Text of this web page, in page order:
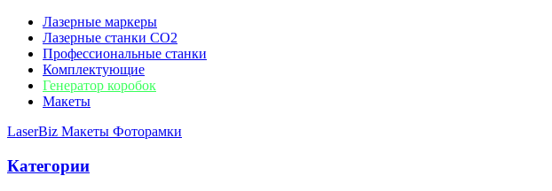
Лазерные маркеры
Лазерные станки CO2
Профессиональные станки
Комплектующие
Генератор коробок
Макеты
LaserBiz Макеты Фоторамки
Категории